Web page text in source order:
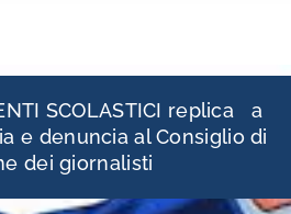
SCOLASTICI replica a
e denuncia al Consiglio di
dei giornalisti